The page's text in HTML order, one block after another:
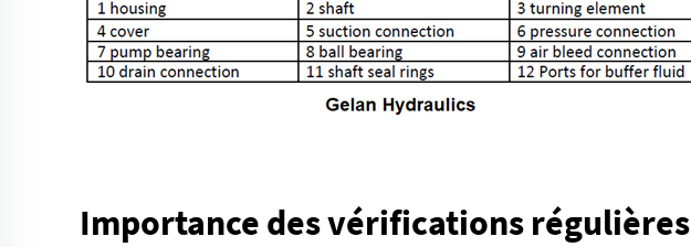
Importance des vérifications régulières